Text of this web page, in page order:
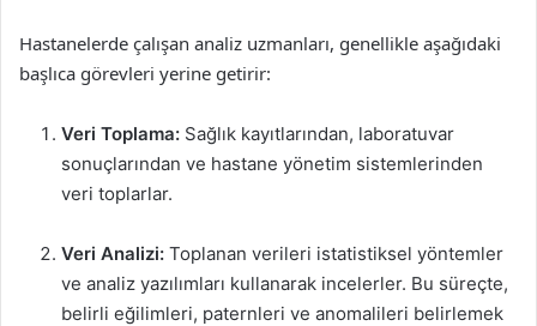
Hastanelerde çalışan analiz uzmanları, genellikle aşağıdaki
başlıca görevleri yerine getirir:
Veri Toplama: Sağlık kayıtlarından, laboratuvar
sonuçlarından ve hastane yönetim sistemlerinden
veri toplarlar.
Veri Analizi: Toplanan verileri istatistiksel yöntemler
ve analiz yazılımları kullanarak incelerler. Bu süreçte,
belirli eğilimleri, paternleri ve anomalileri belirlemek